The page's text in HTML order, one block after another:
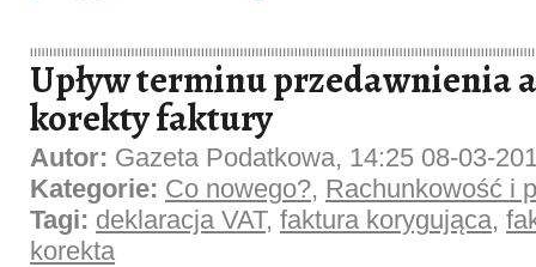
Upływ terminu przedawnienia
korekty faktury
Autor: Gazeta Podatkowa, 14:25 08-03-
Kategorie: Co nowego?, Rachunkowość i
Tagi: deklaracja VAT, faktura korygująca,
korekta